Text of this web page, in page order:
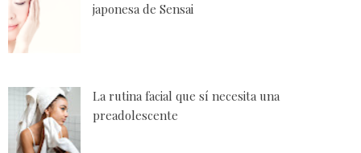
japonesa de Sensai
La rutina facial que sí necesita una
preadolescente